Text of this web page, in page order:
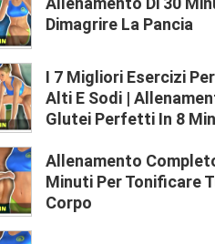
Dimagrire La Pancia
I 7 Migliori Esercizi
Alti E Sodi |
Glutei Perfetti In 8
Allenamento
Minuti Per Tonificare
Corpo